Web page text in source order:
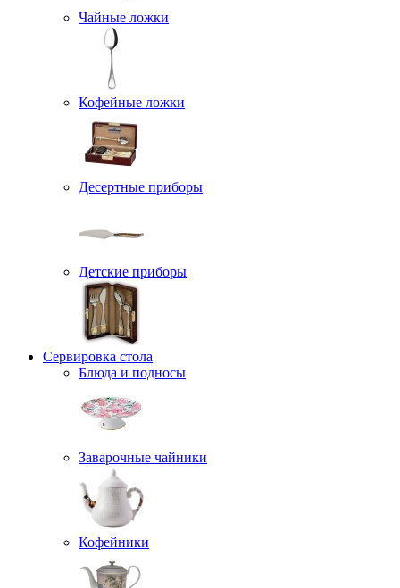
Чайные ложки
Кофейные ложки
Десертные приборы
Детские приборы
Сервировка стола
Блюда и подносы
Заварочные чайники
Кофейники